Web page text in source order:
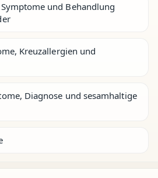
und Behandlung
Kreuzallergien und
Diagnose und sesamhaltige